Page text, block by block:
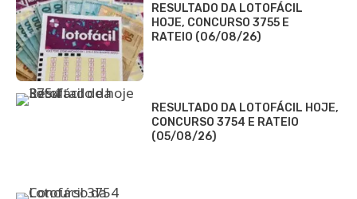
RESULTADO DA LOTOFÁCIL
HOJE, CONCURSO 3755 E
RATEIO (06/08/26)
RESULTADO DA LOTOFÁCIL HOJE,
CONCURSO 3754 E RATEIO
(05/08/26)